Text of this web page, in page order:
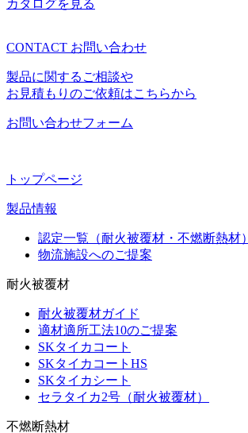
カタログを見る
CONTACT お問い合わせ
製品に関するご相談や
お見積もりのご依頼はこちらから
お問い合わせフォーム
トップページ
製品情報
認定一覧（耐火被覆材・不燃断熱材）
物流施設へのご提案
耐火被覆材
耐火被覆材ガイド
適材適所工法10のご提案
SKタイカコート
SKタイカコートHS
SKタイカシート
セラタイカ2号（耐火被覆材）
不燃断熱材